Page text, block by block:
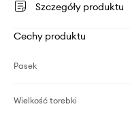
Szczegóły produktu
Cechy produktu
Pasek
Wielkość torebki